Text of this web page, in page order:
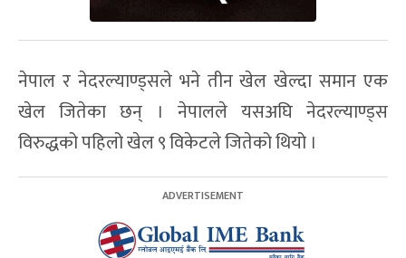
नेपाल र नेदरल्याण्ड्सले भने तीन खेल खेल्दा समान एक
खेल जितेका छन् । नेपालले यसअघि नेदरल्याण्ड्स
विरुद्धको पहिलो खेल ९ विकेटले जितेको थियो ।